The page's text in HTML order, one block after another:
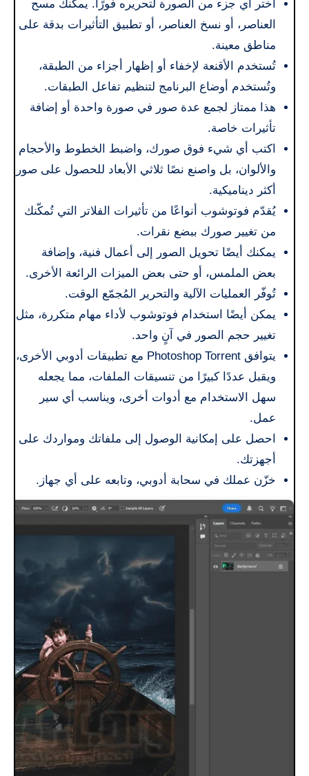
اختر أي جزء من الصورة لتحريره فورًا. يمكنك مسح
العناصر، أو نسخ العناصر، أو تطبيق التأثيرات بدقة على
مناطق معينة.
تُستخدم الأقنعة لإخفاء أو إظهار أجزاء من الطبقة،
وتُستخدم أوضاع البرنامج لتنظيم تفاعل الطبقات.
هذا ممتاز لجمع عدة صور في صورة واحدة أو إضافة
تأثيرات خاصة.
اكتب أي شيء فوق صورك، واضبط الخطوط والأحجام
والألوان، بل واصنع نصًا ثلاثي الأبعاد للحصول على صور
أكثر ديناميكية.
يُقدّم فوتوشوب أنواعًا من تأثيرات الفلاتر التي تُمكّنك
من تغيير صورك ببضع نقرات.
يمكنك أيضًا تحويل الصور إلى أعمال فنية، وإضافة
بعض الملمس، أو حتى بعض الميزات الرائعة الأخرى.
تُوفّر العمليات الآلية والتحرير المُجمّع الوقت.
يمكن أيضًا استخدام فوتوشوب لأداء مهام متكررة، مثل
تغيير حجم الصور في آنٍ واحد.
يتوافق Photoshop Torrent مع تطبيقات أدوبي الأخرى،
ويقبل عددًا كبيرًا من تنسيقات الملفات، مما يجعله
سهل الاستخدام مع أدوات أخرى، ويناسب أي سير
عمل.
احصل على إمكانية الوصول إلى ملفاتك ومواردك على
أجهزتك.
خزّن عملك في سحابة أدوبي، وتابعه على أي جهاز.